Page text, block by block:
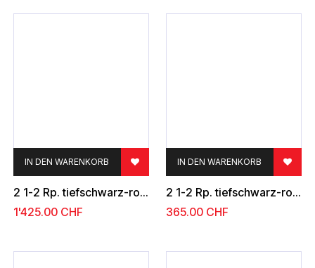
2 1-2 Rp. tiefschwarz-rot, Type 10
IN DEN WARENKORB
1'425.00 CHF
2 1-2 Rp. tiefschwarz-rot, Type 13
IN DEN WARENKORB
365.00CHF